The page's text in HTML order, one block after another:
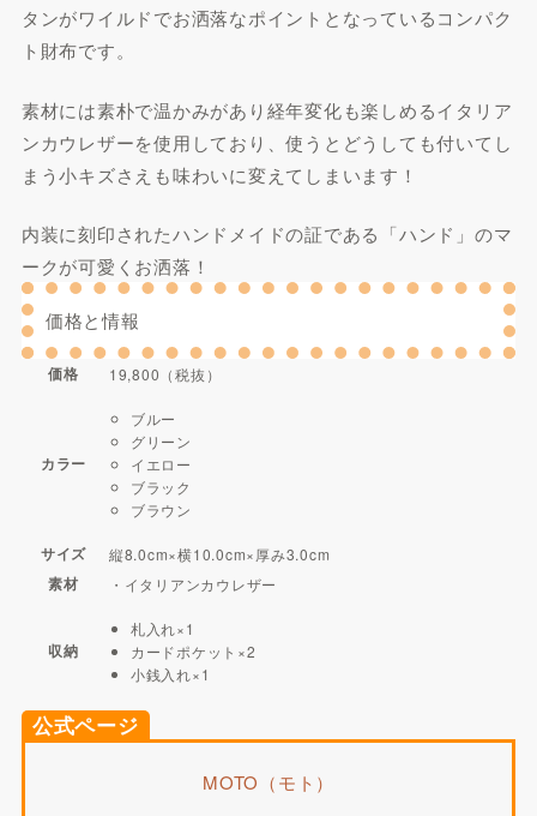
タンがワイルドでお洒落なポイントとなっているコンパク
ト財布です。
素材には素朴で温かみがあり経年変化も楽しめるイタリア
ンカウレザーを使用しており、使うとどうしても付いてし
まう小キズさえも味わいに変えてしまいます！
内装に刻印されたハンドメイドの証である「ハンド」のマ
ークが可愛くお洒落！
価格と情報
価格 19,800（税抜）
カラー
ブルー
グリーン
イエロー
ブラック
ブラウン
サイズ 縦8.0cm×横10.0cm×厚み3.0cm
素材 ・イタリアンカウレザー
収納
札入れ×1
カードポケット×2
小銭入れ×1
公式ページ
MOTO（モト）